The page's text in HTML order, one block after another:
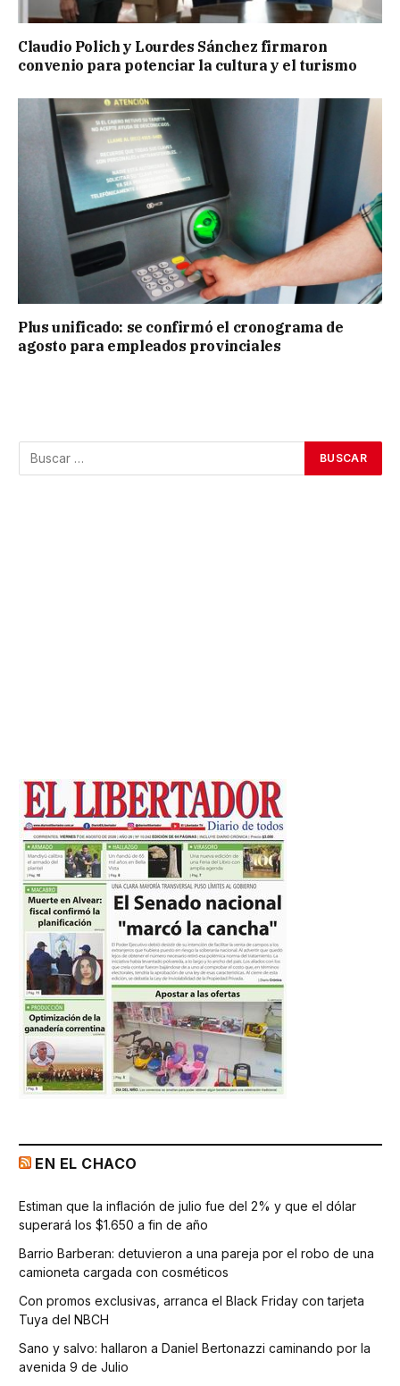
Claudio Polich y Lourdes Sánchez firmaron
convenio para potenciar la cultura y el turismo
Plus unificado: se confirmó el cronograma de
agosto para empleados provinciales
EN EL CHACO
Estiman que la inflación de julio fue del 2% y que el dólar
superará los $1.650 a fin de año
Barrio Barberan: detuvieron a una pareja por el robo de una
camioneta cargada con cosméticos
Con promos exclusivas, arranca el Black Friday con tarjeta
Tuya del NBCH
Sano y salvo: hallaron a Daniel Bertonazzi caminando por la
avenida 9 de Julio